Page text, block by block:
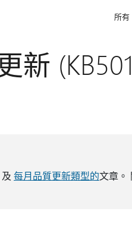
所
新
及每月品質更新類型的文章。